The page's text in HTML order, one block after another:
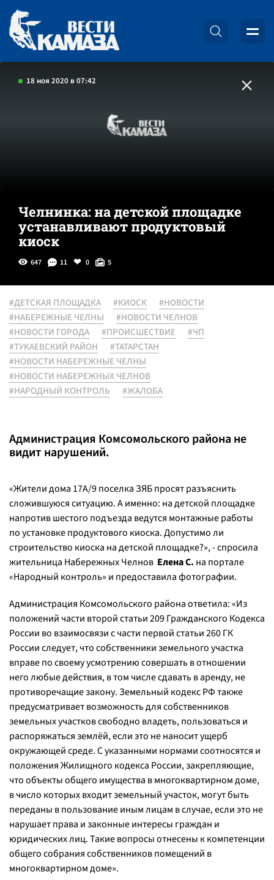
18 ноя 2020 в 07:42
Челнинка: на детской площадке
устанавливают продуктовый
киоск
647 11 0 5
#ДЕТСКАЯ ПЛОЩАДКА #КИОСК
#НОВОСТИ
#НАБЕРЕЖНЫЕ ЧЕЛНЫ
#НОВОСТИ ЧЕЛНОВ
#НОВОСТИ ГОРОДА
#ПРОИСШЕСТВИЕ
#ЧП
#ТУКАЕВСКИЙ РАЙОН
#ТАТАРСТАН
#НОВОСТИ НАБЕРЕЖНЫЕ ЧЕЛНЫ
#НОВОСТИ НАБЕРЕЖНЫХ ЧЕЛНОВ
#НАРОДНЫЙ КОНТРОЛЬ
#ЖАЛОБА
Администрация Комсомольского района не
видит нарушений.
«Жители дома 17А/9 поселка ЗЯБ просят разъяснить
сложившуюся ситуацию. А именно: на детской площадке
напротив шестого подъезда ведутся монтажные работы
по установке продуктового киоска. Допустимо ли
строительство киоска на детской площадке?», - спросила
жительница Набережных Челнов Елена С. на портале
«Народный контроль» и предоставила фотографии.
Администрация Комсомольского района ответила: «Из
положений части второй статьи 209 Гражданского Кодекса
России во взаимосвязи с части первой статьи 260 ГК
России следует, что собственники земельного участка
вправе по своему усмотрению совершать в отношении
него любые действия, в том числе сдавать в аренду, не
противоречащие закону. Земельный кодекс РФ также
предусматривает возможность для собственников
земельных участков свободно владеть, пользоваться и
распоряжаться землёй, если это не наносит ущерб
окружающей среде. С указанными нормами соотносятся и
положения Жилищного кодекса России, закрепляющие,
что объекты общего имущества в многоквартирном доме,
в число которых входит земельный участок, могут быть
переданы в пользование иным лицам в случае, если это не
нарушает права и законные интересы граждан и
юридических лиц. Такие вопросы отнесены к компетенции
общего собрания собственников помещений в
многоквартирном доме».